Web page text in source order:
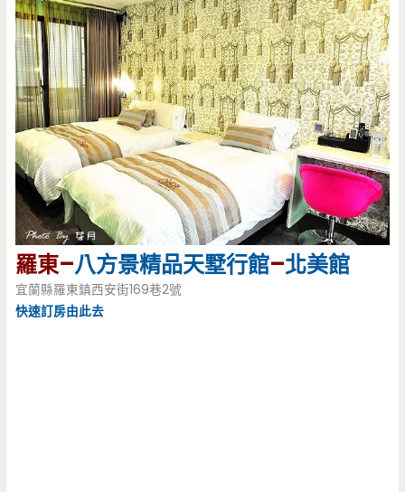
羅東–八方景精品天墅行館–北美館
宜蘭縣羅東鎮西安街169巷2號
快速訂房由此去